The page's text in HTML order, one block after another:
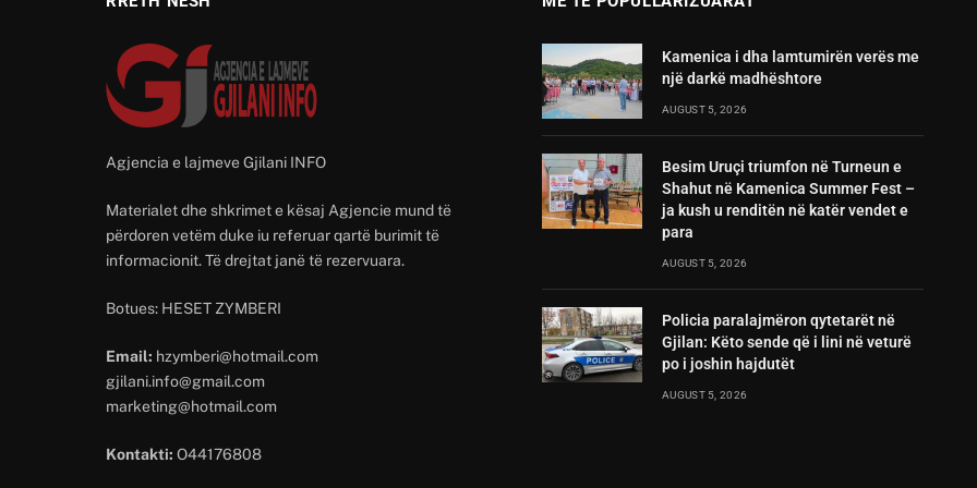
Agjencia e lajmeve Gjilani INFO
Materialet dhe shkrimet e kësaj Agjencie mund të
përdoren vetëm duke iu referuar qartë burimit të
informacionit. Të drejtat janë të rezervuara.
Botues: HESET ZYMBERI
Email: hzymberi@hotmail.com
gjilani.info@gmail.com
marketing@hotmail.com
Kontakti: O44176808
Kamenica i dha lamtumirën verës me
një darkë madhështore
AUGUST 5, 2026
Besim Uruçi triumfon në Turneun e
Shahut në Kamenica Summer Fest –
ja kush u renditën në katër vendet e
para
AUGUST 5, 2026
Policia paralajmëron qytetarët në
Gjilan: Këto sende që i lini në veturë
po i joshin hajdutët
AUGUST 5, 2026